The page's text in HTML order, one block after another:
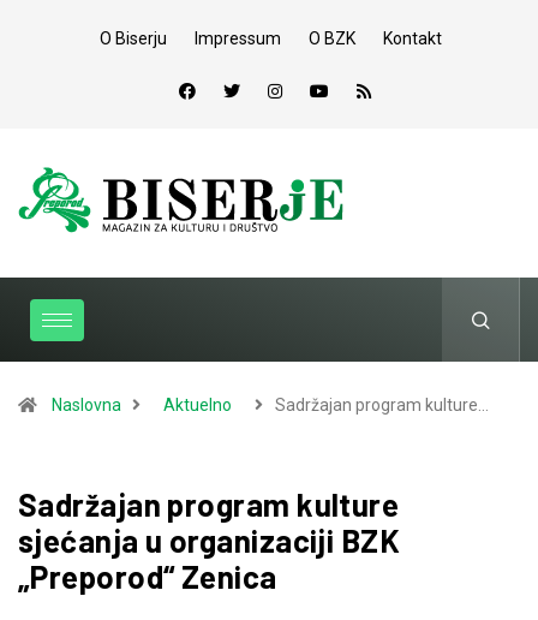
O Biserju Impressum O BZK Kontakt
Naslovna Aktuelno Sadržajan program kulture…
Sadržajan program kulture
sjećanja u organizaciji BZK
„Preporod“ Zenica